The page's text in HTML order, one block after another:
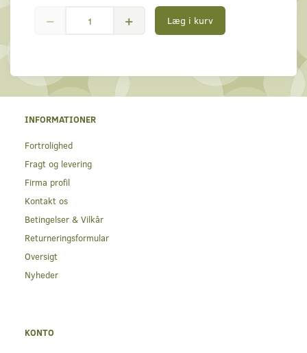
Læg i kurv
INFORMATIONER
Fortrolighed
Fragt og levering
Firma profil
Kontakt os
Betingelser & Vilkår
Returneringsformular
Oversigt
Nyheder
KONTO